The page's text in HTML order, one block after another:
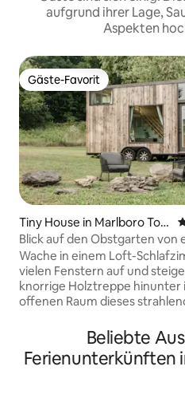
aufgrund ihrer Lage,
Aspekten
Gäste-Favorit
Gäste-Favorit
Tiny House in Marlboro Tow
nship
Blick auf den Obstgarten von
lichtdurchfluteten Tiny
Feuerstelle
Wache in einem Loft-
vielen Fenstern auf und
knorrige Holztreppe hinunter
offenen Raum dieses
und entspann dich. Bereite
einer gemütlichen Küche zu
dich dann abends an die
Beliebte
Ferienunterkünften